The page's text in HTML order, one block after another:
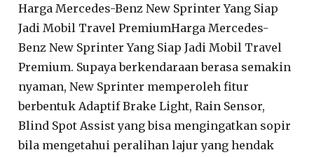
Harga Mercedes-Benz New Sprinter Yang Siap
Jadi Mobil Travel PremiumHarga Mercedes-
Benz New Sprinter Yang Siap Jadi Mobil Travel
Premium. Supaya berkendaraan berasa semakin
nyaman, New Sprinter memperoleh fitur
berbentuk Adaptif Brake Light, Rain Sensor,
Blind Spot Assist yang bisa mengingatkan sopir
bila mengetahui peralihan lajur yang hendak